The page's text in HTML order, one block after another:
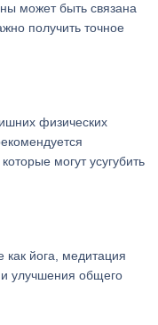
может быть связана
получить точное
физических
могут усугубить
как йога, медитация
улучшения общего